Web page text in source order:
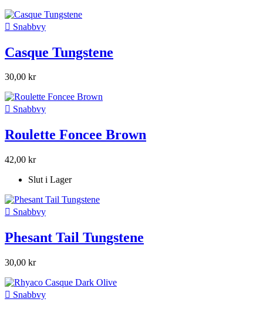
 Snabbvy
Casque Tungstene
30,00 kr
 Snabbvy
Roulette Foncee Brown
42,00 kr
Slut i Lager
 Snabbvy
Phesant Tail Tungstene
30,00 kr
 Snabbvy